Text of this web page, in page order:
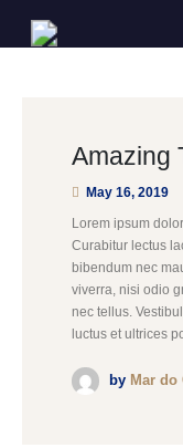
Amazing
May 16, 2019
Lorem ipsum
Curabitur lectus
bibendum nec
viverra, nisi odio
nec tellus.
luctus et ultrices
by Mar do